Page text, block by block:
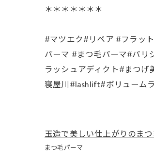
＊＊＊＊＊＊＊
#マツエク#リペア #フラッ
パーマ #まつ毛パーマ#パリ
ラッシュアディクト#まつ
寝屋川#lashlift#ボリューム
玉造で美しい仕上がりのま
まつ毛パーマ